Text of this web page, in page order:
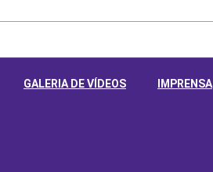
GALERIA DE VÍDEOS IMPRENSA